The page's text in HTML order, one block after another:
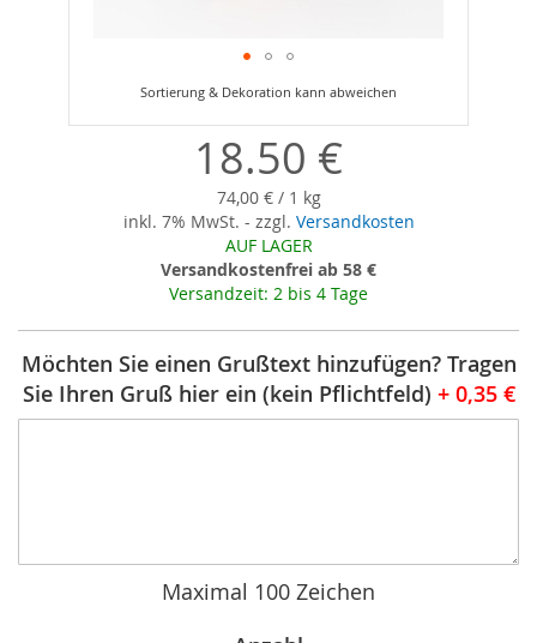
der
18.50 €
74,00 € / 1 kg
inkl. 7% MwSt. - zzgl. Versandkosten
AUF LAGER
Versandkostenfrei ab 58 €
Versandzeit: 2 bis 4 Tage
Möchten Sie einen Grußtext hinzufügen? Tragen
Sie Ihren Gruß hier ein (kein Pflichtfeld) + 0,35 €
Maximal 100 Zeichen